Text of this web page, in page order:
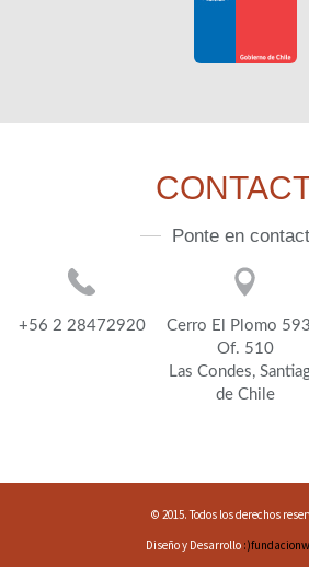
Ponte en
+56 2 28472920
Cerro El Plomo
Of. 510
Las Condes,
de Chile
© 2015. Todos los derechos
Diseño y Desarrollo